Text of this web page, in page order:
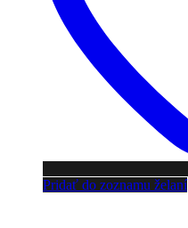
Pridať do zoznamu želaní